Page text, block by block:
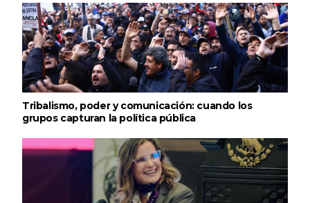
Tribalismo, poder y comunicación: cuando los
grupos capturan la política pública